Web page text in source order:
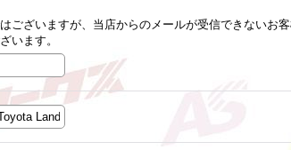
ございますが、当店からのメールが受信できないお
います。